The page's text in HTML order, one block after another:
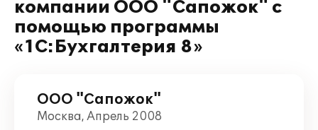
компании ООО "Сапожок" с
помощью программы
«1С:Бухгалтерия 8»
ООО "Сапожок"
Москва, Апрель 2008